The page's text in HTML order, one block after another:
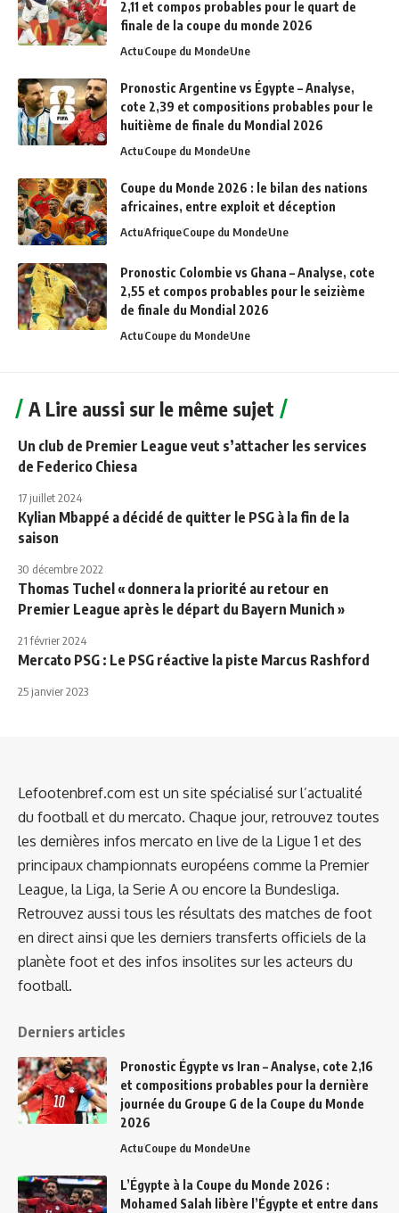
2,11 et compos probables pour le quart de
finale de la coupe du monde 2026
ActuCoupe du MondeUne
Pronostic Argentine vs Égypte – Analyse,
cote 2,39 et compositions probables pour le
huitième de finale du Mondial 2026
ActuCoupe du MondeUne
Coupe du Monde 2026 : le bilan des nations
africaines, entre exploit et déception
ActuAfriqueCoupe du MondeUne
Pronostic Colombie vs Ghana – Analyse, cote
2,55 et compos probables pour le seizième
de finale du Mondial 2026
ActuCoupe du MondeUne
A Lire aussi sur le même sujet
Un club de Premier League veut s’attacher les services
de Federico Chiesa
17 juillet 2024
Kylian Mbappé a décidé de quitter le PSG à la fin de la
saison
30 décembre 2022
Thomas Tuchel « donnera la priorité au retour en
Premier League après le départ du Bayern Munich »
21 février 2024
Mercato PSG : Le PSG réactive la piste Marcus Rashford
25 janvier 2023
Lefootenbref.com est un site spécialisé sur l’actualité
du football et du mercato. Chaque jour, retrouvez toutes
les dernières infos mercato en live de la Ligue 1 et des
principaux championnats européens comme la Premier
League, la Liga, la Serie A ou encore la Bundesliga.
Retrouvez aussi tous les résultats des matches de foot
en direct ainsi que les derniers transferts officiels de la
planète foot et des infos insolites sur les acteurs du
football.
Derniers articles
Pronostic Égypte vs Iran – Analyse, cote 2,16
et compositions probables pour la dernière
journée du Groupe G de la Coupe du Monde
2026
ActuCoupe du MondeUne
L’Égypte à la Coupe du Monde 2026 :
Mohamed Salah libère l’Égypte et entre dans